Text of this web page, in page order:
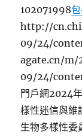
102071998
http://
09/24/
agate.cn/m/
09/24/
門戶網2024
樣性迷信與維
生物多樣性委